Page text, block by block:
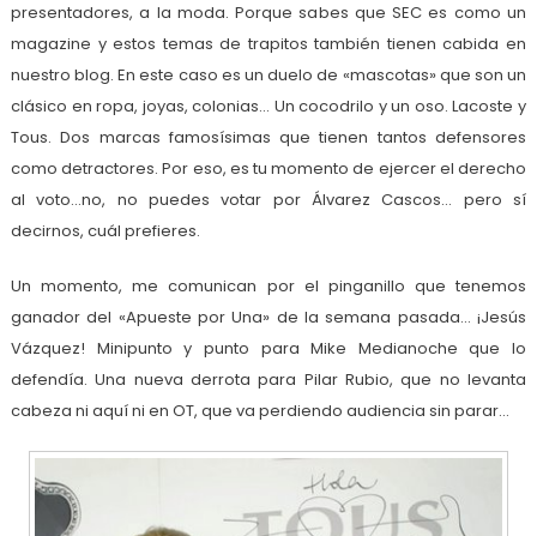
presentadores, a la moda. Porque sabes que SEC es como un
magazine y estos temas de trapitos también tienen cabida en
nuestro blog. En este caso es un duelo de «mascotas» que son un
clásico en ropa, joyas, colonias… Un cocodrilo y un oso. Lacoste y
Tous. Dos marcas famosísimas que tienen tantos defensores
como detractores. Por eso, es tu momento de ejercer el derecho
al voto…no, no puedes votar por Álvarez Cascos… pero sí
decirnos, cuál prefieres.
Un momento, me comunican por el pinganillo que tenemos
ganador del «Apueste por Una» de la semana pasada… ¡Jesús
Vázquez! Minipunto y punto para Mike Medianoche que lo
defendía. Una nueva derrota para Pilar Rubio, que no levanta
cabeza ni aquí ni en OT, que va perdiendo audiencia sin parar…